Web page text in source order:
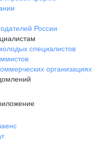
России
специалистов
организациях